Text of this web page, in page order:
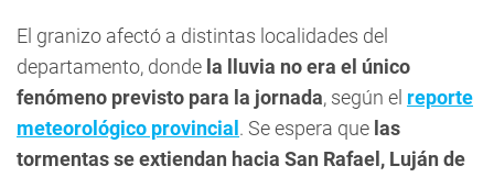
El granizo afectó a distintas localidades del
departamento, donde la lluvia no era el único
fenómeno previsto para la jornada, según el reporte
meteorológico provincial . Se espera que las
tormentas se extiendan hacia San Rafael, Luján de